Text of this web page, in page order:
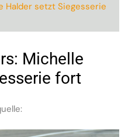
Halder setzt Siegesserie
Michelle
fort